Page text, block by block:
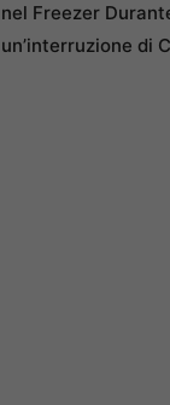
nel Freezer
un’interruzione di